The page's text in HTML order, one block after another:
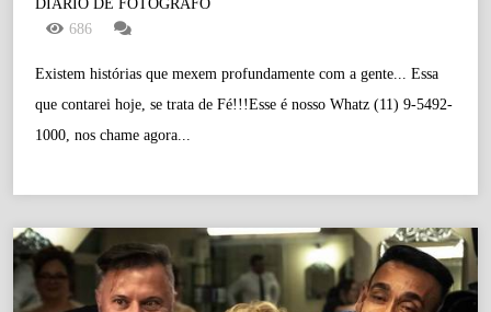
DIÁRIO DE FOTÓGRAFO
686
Existem histórias que mexem profundamente com a gente... Essa
que contarei hoje, se trata de Fé!!!Esse é nosso Whatz (11) 9-5492-
1000, nos chame agora...